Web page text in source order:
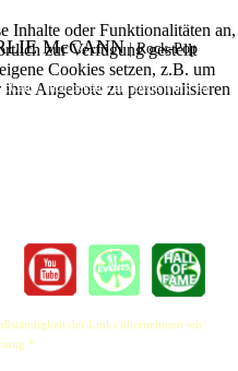
McCANN|Rock-Pop
auch bekannt als Denis Fury, ist
der Links übernehmen wir
*
Inhalte oder Funktionalitäten an,
zur Verfügung gestellt
Cookies setzen, z.B. um
Angebote zu personalisieren